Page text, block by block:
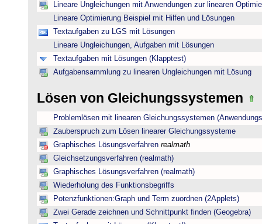
Lineare Ungleichungen mit Anwendungen zur linearen
Lineare Optimierung Beispiel mit Hilfen und Lösungen
Textaufgaben zu LGS mit Lösungen
Lineare Ungleichungen, Aufgaben mit Lösungen
Textaufgaben mit Lösungen (Klapptest)
Aufgabensammlung zu linearen Ungleichungen mit Lösung
Lösen von Gleichungssystemen
Problemlösen mit linearen Gleichungssystemen
Zauberspruch zum Lösen linearer Gleichungssysteme
Graphisches Lösungsverfahren realmath
Gleichsetzungsverfahren (realmath)
Graphisches Lösungsverfahren (realmath)
Wiederholung des Funktionsbegriffs
Potenzfunktionen:Graph und Term zuordnen (2Applets)
Zwei Gerade zeichnen und Schnittpunkt finden (Geogebra)